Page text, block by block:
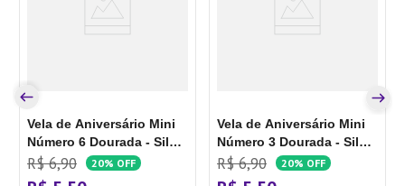
Vela de Aniversário Mini
Número 6 Dourada - Silver
Plastic
R$ 6,90 20% OFF
Vela de Aniversário Mini
Número 3 Dourada - Silver
Plastic
R$ 6,90 20% OFF